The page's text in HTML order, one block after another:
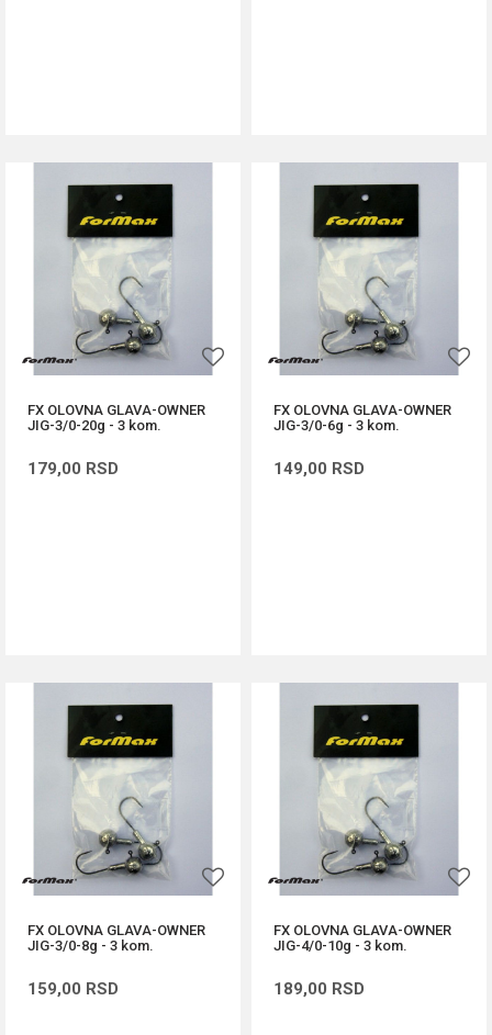
FX OLOVNA GLAVA-OWNER
JIG-3/0-20g - 3 kom.
179,00 RSD
FX OLOVNA GLAVA-OWNER
JIG-3/0-6g - 3 kom.
149,00 RSD
FX OLOVNA GLAVA-OWNER
JIG-3/0-8g - 3 kom.
159,00 RSD
FX OLOVNA GLAVA-OWNER
JIG-4/0-10g - 3 kom.
189,00 RSD